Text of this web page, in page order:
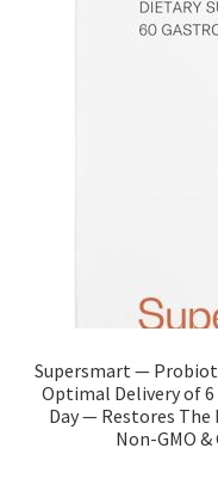
Supersmart —
Optimal Delivery of
Day — Restores
Non-GMO